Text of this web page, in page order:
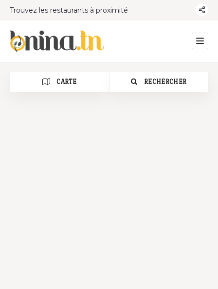
Trouvez les restaurants à proximité
CARTE RECHERCHER